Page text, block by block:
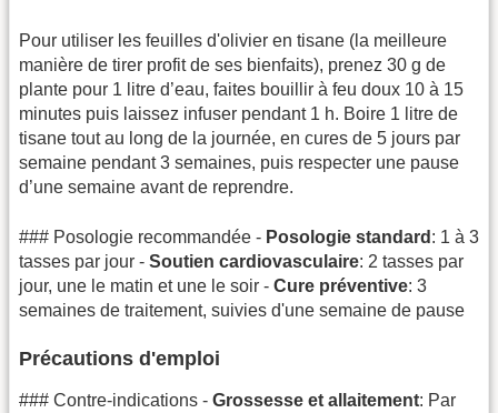
Pour utiliser les feuilles d'olivier en tisane (la meilleure
manière de tirer profit de ses bienfaits), prenez 30 g de
plante pour 1 litre d’eau, faites bouillir à feu doux 10 à 15
minutes puis laissez infuser pendant 1 h. Boire 1 litre de
tisane tout au long de la journée, en cures de 5 jours par
semaine pendant 3 semaines, puis respecter une pause
d’une semaine avant de reprendre.
### Posologie recommandée - Posologie standard : 1 à 3
tasses par jour - Soutien cardiovasculaire: 2 tasses par
jour, une le matin et une le soir - Cure préventive: 3
semaines de traitement, suivies d'une semaine de pause
Précautions d'emploi
### Contre-indications - Grossesse et allaitement: Par